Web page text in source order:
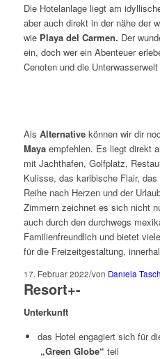
Die Hotelanlage liegt am
aber auch direkt in der nähe der
wie Playa del Carmen. Der
ein, doch wer ein Abenteuer
Cenoten und die
Als Alternativekönnen wir dir
Maya empfehlen. Es liegt direkt
mit Jachthafen, Golfplatz,
Kulisse, das karibische Flair,
Reihe nach Herzen und der
Zimmern zeichnet es sich nicht
auch durch den durchwegs
Familienfreundlich und bietet
für die Freizeitgestaltung,
17. Februar 2022/von Daniela
Resort+-
Unterkunft
das Hotel engagiert sich für
„Green Globe“ teil